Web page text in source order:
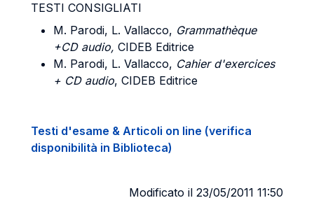
TESTI CONSIGLIATI
M. Parodi, L. Vallacco, Grammathèque
+CD audio, CIDEB Editrice
M. Parodi, L. Vallacco, Cahier d'exercices
+ CD audio, CIDEB Editrice
Testi d'esame & Articoli on line (verifica
disponibilità in Biblioteca)
Modificato il 23/05/2011 11:50